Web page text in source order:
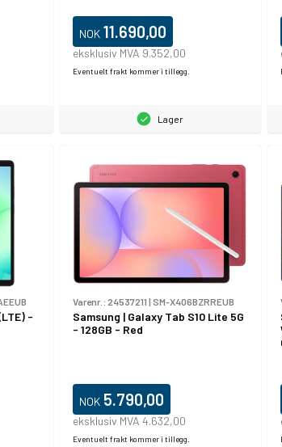
NOK 11.690,00
eksklusiv MVA 9.352,00
Eventuelt frakt kommer i tillegg.
Lager
-
Varenr.: 24537211 | SM-X406BZRREUB
Samsung | Galaxy Tab S10 Lite 5G
- 128GB - Red
NOK 5.790,00
eksklusiv MVA 4.632,00
Eventuelt frakt kommer i tillegg.